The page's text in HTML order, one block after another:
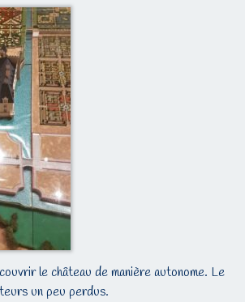
le château de manière autonome. Le
un peu perdus.